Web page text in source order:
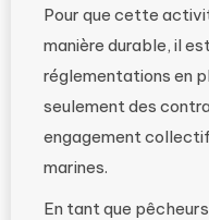
Pour que cette
manière durable, il
réglementations en
seulement des
engagement
marines.
En tant que